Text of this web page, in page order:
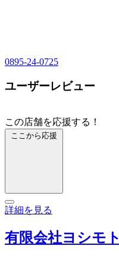
0895-24-0725
ユーザーレビュー
この店舗を応援する！
ここから応援
詳細を見る
有限会社ヨシモト